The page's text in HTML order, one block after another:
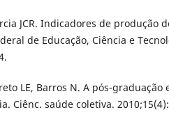
JCR. Indicadores de produção
de Educação, Ciência e
LE, Barros N. A pós-graduação
Ciênc. saúde coletiva.